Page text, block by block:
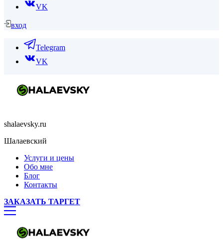
VK
вход
Telegram
VK
shalaevsky.ru
Шалаевский
Услуги и цены
Обо мне
Блог
Контакты
ЗАКАЗАТЬ ТАРГЕТ